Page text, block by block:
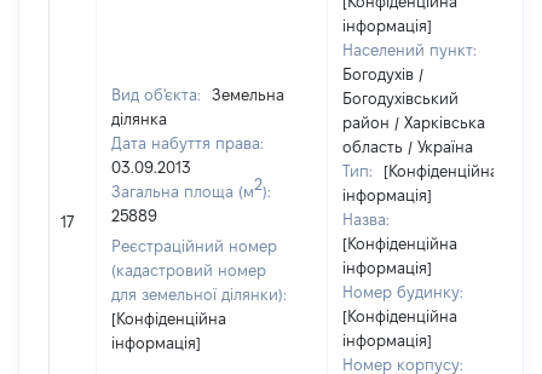
17
Вид об'єкта:
Земельна
ділянка
Дата набуття права:
03.09.2013
Загальна площа (м2):
25889
Реєстраційний номер
(кадастровий номер
для земельної ділянки):
[Конфіденційна
інформація]
інформація]
Населений пункт:
Богодухів /
Богодухівський
район / Харківська
область / Україна
Тип:
[Конфіденційна
інформація]
Назва:
[Конфіденційна
інформація]
Номер будинку:
[Конфіденційна
інформація]
Номер корпусу: